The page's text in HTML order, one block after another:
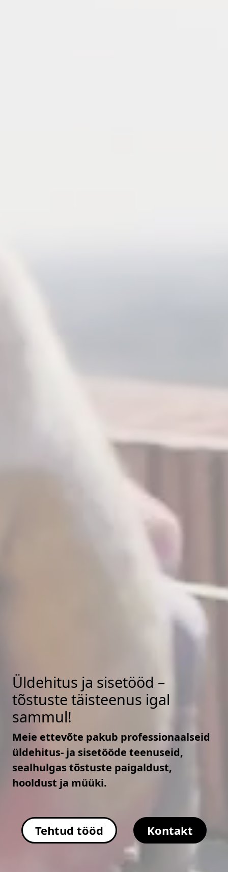
Üldehitus ja sisetööd –
tõstuste täisteenus igal
sammul!
Meie ettevõte pakub professionaalseid
üldehitus- ja sisetööde teenuseid,
sealhulgas tõstuste paigaldust,
hooldust ja müüki.
Tehtud tööd Kontakt